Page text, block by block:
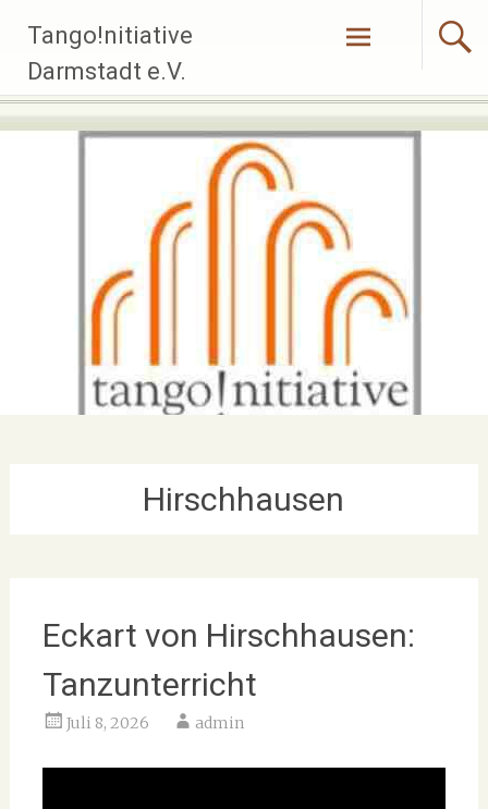
Inhalt
springen
Tango!nitiative
Darmstadt e.V.
Hirschhausen
Eckart von Hirschhausen:
Tanzunterricht
Juli 8, 2026 admin